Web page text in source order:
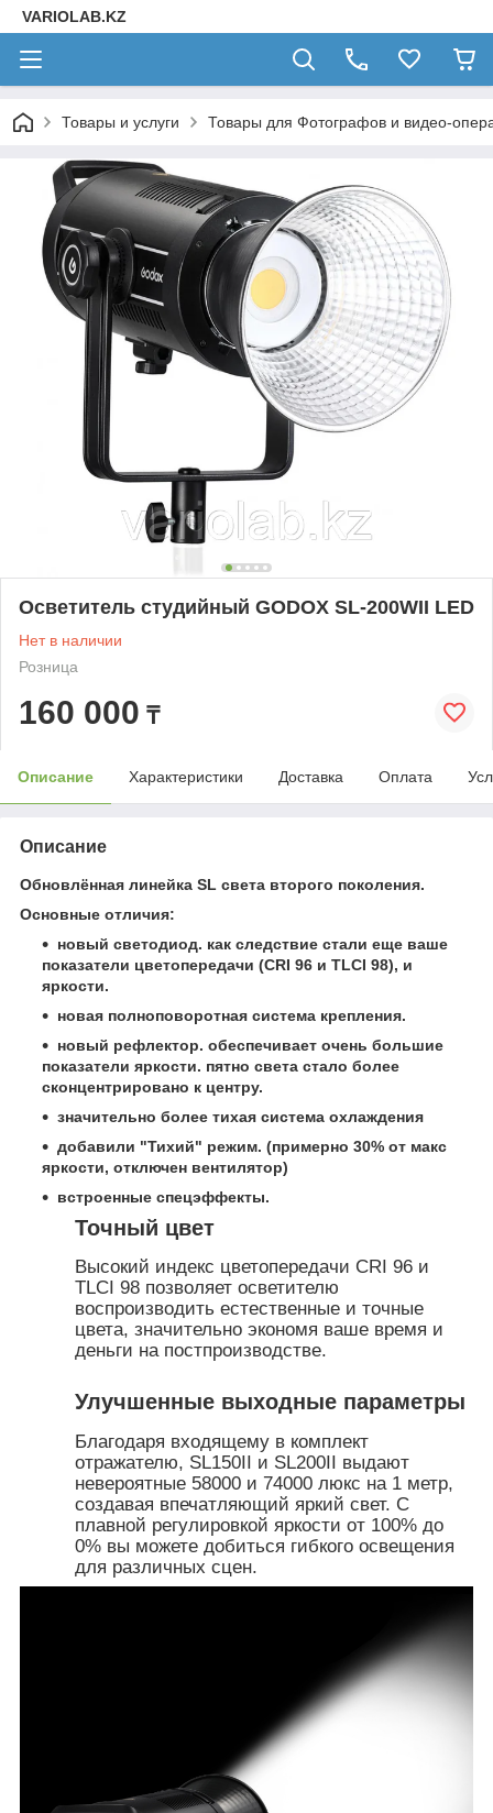
VARIOLAB.KZ
Товары и услуги Товары для Фотографов и видео-
Осветитель студийный GODOX SL-200WII LED
Нет в наличии
Розница
160 000 ₸
Описание Характеристики Доставка Оплата
Описание
Обновлённая линейка SL света второго поколения.
Основные отличия:
новый светодиод. как следствие стали еще ваше
показатели цветопередачи (CRI 96 и TLCI 98), и
яркости.
новая полноповоротная система крепления.
новый рефлектор. обеспечивает очень большие
показатели яркости. пятно света стало более
сконцентрировано к центру.
значительно более тихая система охлаждения
добавили "Тихий" режим. (примерно 30% от макс
яркости, отключен вентилятор)
встроенные спецэффекты.
Точный цвет
Высокий индекс цветопередачи CRI 96 и
TLCI 98 позволяет осветителю
воспроизводить естественные и точные
цвета, значительно экономя ваше время и
деньги на постпроизводстве.
Улучшенные выходные параметры
Благодаря входящему в комплект
отражателю, SL150II и SL200II выдают
невероятные 58000 и 74000 люкс на 1 метр,
создавая впечатляющий яркий свет. С
плавной регулировкой яркости от 100% до
0% вы можете добиться гибкого освещения
для различных сцен.